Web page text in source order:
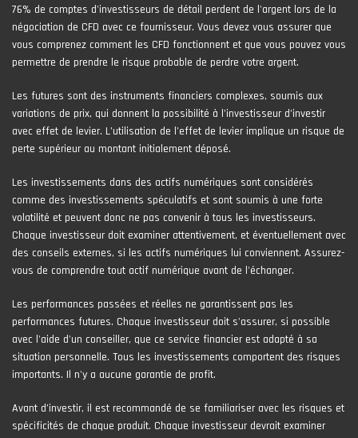
76% de comptes d'investisseurs de détail perdent de l'argent lors de la
négociation de CFD avec ce fournisseur. Vous devez vous assurer que
vous comprenez comment les CFD fonctionnent et que vous pouvez vous
permettre de prendre le risque probable de perdre votre argent.
Les futures sont des instruments financiers complexes, soumis aux
variations de prix, qui donnent la possibilité à l’investisseur d’investir
avec effet de levier. L’utilisation de l’effet de levier implique un risque de
perte supérieur au montant initialement déposé.
Les investissements dans des actifs numériques sont considérés
comme des investissements spéculatifs et sont soumis à une forte
volatilité et peuvent donc ne pas convenir à tous les investisseurs.
Chaque investisseur doit examiner attentivement, et éventuellement avec
des conseils externes, si les actifs numériques lui conviennent. Assurez-
vous de comprendre tout actif numérique avant de l'échanger.
Les performances passées et réelles ne garantissent pas les
performances futures. Chaque investisseur doit s'assurer, si possible
avec l'aide d'un conseiller, que ce service financier est adapté à sa
situation personnelle. Tous les investissements comportent des risques
importants. Il n'y a aucune garantie de profit.
Avant d’investir, il est recommandé de se familiariser avec les risques et
spécificités de chaque produit. Chaque investisseur devrait examiner